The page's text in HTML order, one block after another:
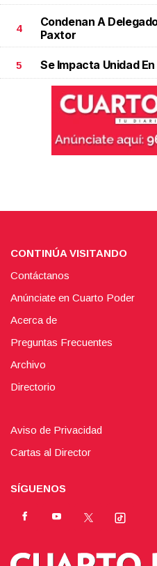
4
Condenan A
Paxtor
5 Se Impacta Unidad
CONTINÚA VISITANDO
Contáctanos
Anúnciate en Cuarto Poder
Acerca de
Preguntas Frecuentes
Archivo
Directorio
Aviso de Privacidad
Cartas al Director
SÍGUENOS